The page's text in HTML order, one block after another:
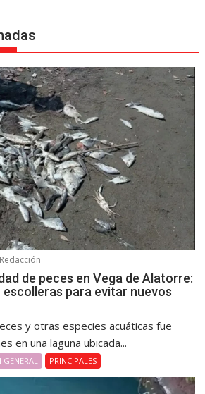
de peces en Vega de Alatorre:
para evitar nuevos
y otras especies acuáticas fue
en una laguna ubicada...
GENERAL PRINCIPALES